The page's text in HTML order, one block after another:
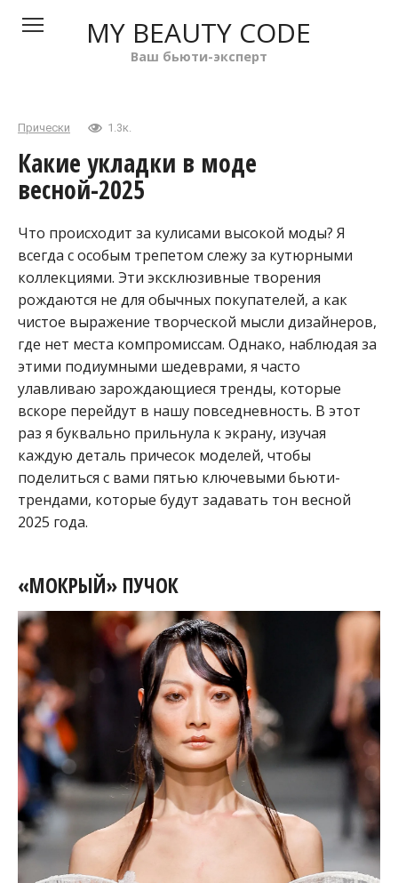
MY BEAUTY CODE
Ваш бьюти-эксперт
Прически 1.3к.
Какие укладки в моде
весной-2025
Что происходит за кулисами высокой моды? Я
всегда с особым трепетом слежу за кутюрными
коллекциями. Эти эксклюзивные творения
рождаются не для обычных покупателей, а как
чистое выражение творческой мысли дизайнеров,
где нет места компромиссам. Однако, наблюдая за
этими подиумными шедеврами, я часто
улавливаю зарождающиеся тренды, которые
вскоре перейдут в нашу повседневность. В этот
раз я буквально прильнула к экрану, изучая
каждую деталь причесок моделей, чтобы
поделиться с вами пятью ключевыми бьюти-
трендами, которые будут задавать тон весной
2025 года.
«МОКРЫЙ» ПУЧОК